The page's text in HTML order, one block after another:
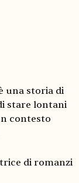
una storia di
stare lontani
contesto
di romanzi